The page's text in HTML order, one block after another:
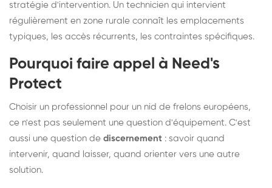
stratégie d'intervention. Un technicien qui intervient
régulièrement en zone rurale connaît les emplacements
typiques, les accès récurrents, les contraintes spécifiques.
Pourquoi faire appel à Need's
Protect
Choisir un professionnel pour un nid de frelons européens,
ce n'est pas seulement une question d'équipement. C'est
aussi une question de discernement : savoir quand
intervenir, quand laisser, quand orienter vers une autre
solution.